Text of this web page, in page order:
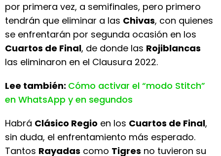
por primera vez, a semifinales, pero primero
tendrán que eliminar a las Chivas, con quienes
se enfrentarán por segunda ocasión en los
Cuartos de Final, de donde las Rojiblancas
las eliminaron en el Clausura 2022.
Lee también: Cómo activar el “modo Stitch”
en WhatsApp y en segundos
Habrá Clásico Regio en los Cuartos de Final,
sin duda, el enfrentamiento más esperado.
Tantos Rayadas como Tigres no tuvieron su